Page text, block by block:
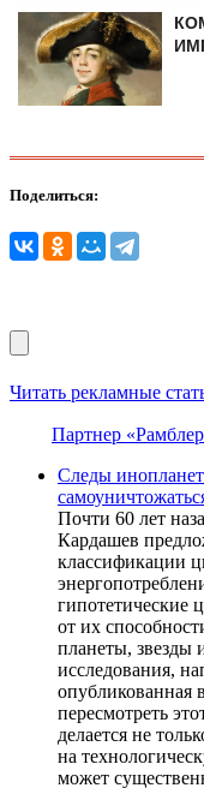
Поделиться:
Читать рекламные
Партнер
Следы
Почти 60 лет
Кардашев
классификации
гипотетические
от их
планеты, звезды
исследования,
опубликованная
пересмотреть
делается не
на
может